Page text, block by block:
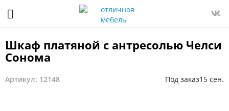
Шкаф платяной с антресолью Челси
Сонома
Артикул: 12148 Под заказ15 сен.